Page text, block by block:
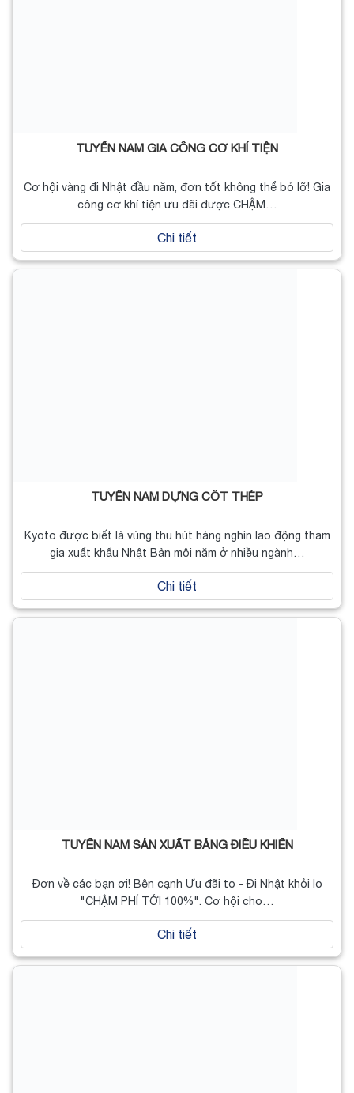
TUYỂN NAM GIA CÔNG CƠ KHÍ TIỆN
Cơ hội vàng đi Nhật đầu năm, đơn tốt không thể bỏ lỡ! Gia
công cơ khí tiện ưu đãi được CHẬM…
Chi tiết
TUYỂN NAM DỰNG CỐT THÉP
Kyoto được biết là vùng thu hút hàng nghìn lao động tham
gia xuất khẩu Nhật Bản mỗi năm ở nhiều ngành…
Chi tiết
TUYỂN NAM SẢN XUẤT BẢNG ĐIỀU KHIỂN
Đơn về các bạn ơi! Bên cạnh Ưu đãi to - Đi Nhật khỏi lo
"CHẬM PHÍ TỚI 100%". Cơ hội cho…
Chi tiết